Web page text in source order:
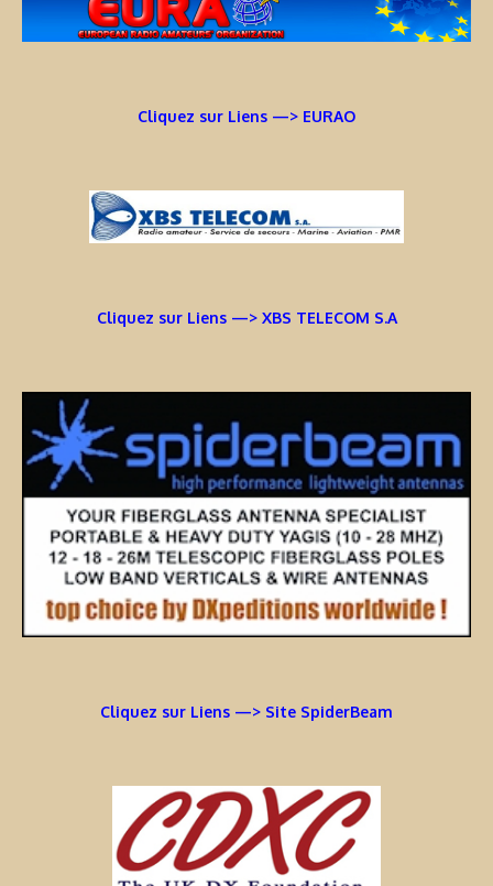
Cliquez sur Liens —> EURAO
Cliquez sur Liens —> XBS TELECOM S.A
Cliquez sur Liens —> Site SpiderBeam